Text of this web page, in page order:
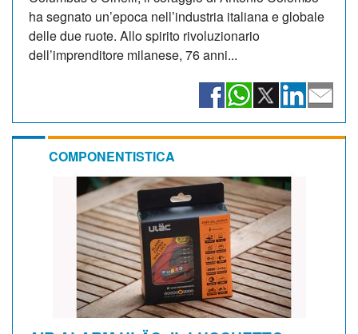
ha segnato un’epoca nell’industria italiana e globale
delle due ruote. Allo spirito rivoluzionario
dell’imprenditore milanese, 76 anni...
COMPONENTISTICA